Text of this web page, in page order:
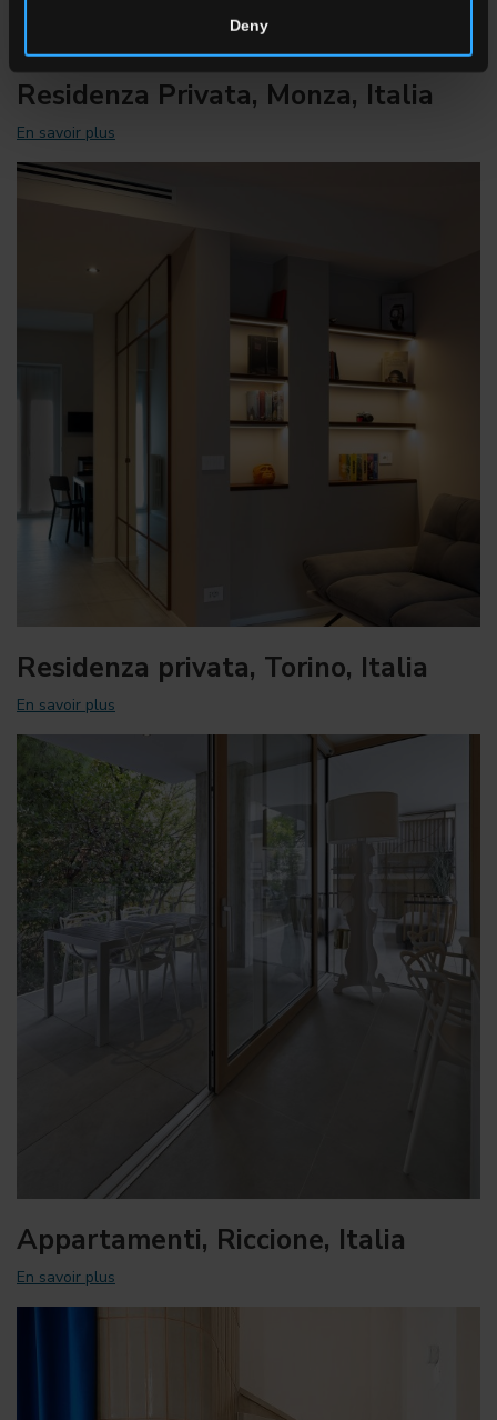
Deny
Residenza Privata, Monza, Italia
En savoir plus
Residenza privata, Torino, Italia
En savoir plus
Appartamenti, Riccione, Italia
En savoir plus